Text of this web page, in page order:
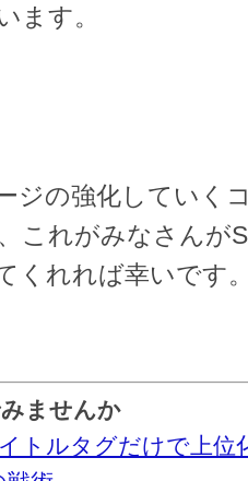
ます。
ジの強化していく
これがみなさんが
くれれば幸いです
ませんか
トルタグだけで上位